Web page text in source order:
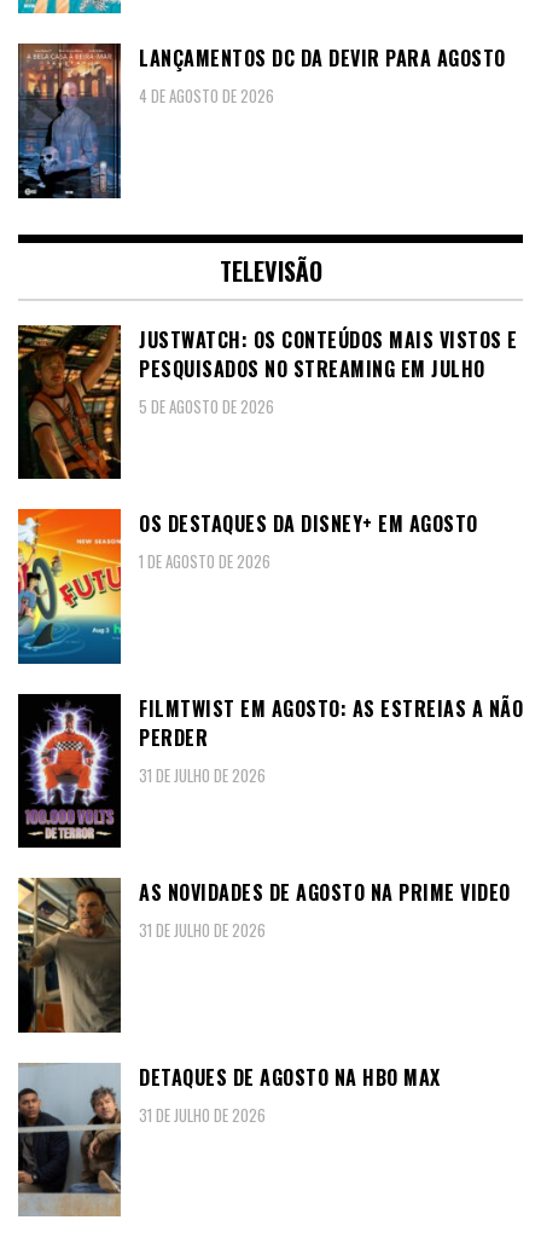
LANÇAMENTOS DC DA DEVIR PARA AGOSTO
4 DE AGOSTO DE 2026
TELEVISÃO
JUSTWATCH: OS CONTEÚDOS MAIS VISTOS E
PESQUISADOS NO STREAMING EM JULHO
5 DE AGOSTO DE 2026
OS DESTAQUES DA DISNEY+ EM AGOSTO
1 DE AGOSTO DE 2026
FILMTWIST EM AGOSTO: AS ESTREIAS A NÃO
PERDER
31 DE JULHO DE 2026
AS NOVIDADES DE AGOSTO NA PRIME VIDEO
31 DE JULHO DE 2026
DETAQUES DE AGOSTO NA HBO MAX
31 DE JULHO DE 2026